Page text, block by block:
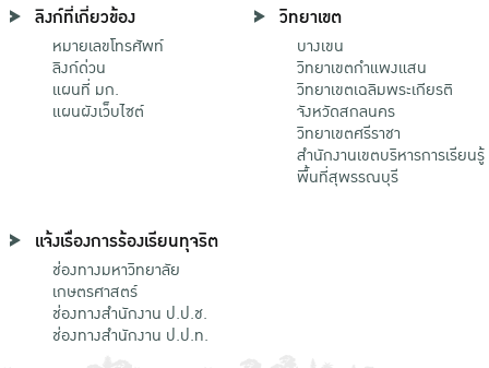
ลิงก์ที่เกี่ยวข้อง
หมายเลขโทรศัพท์
ลิงก์ด่วน
แผนที่ มก.
แผนผังเว็บไซต์
วิทยาเขต
บางเขน
วิทยาเขตกําแพงแสน
วิทยาเขตเฉลิมพระเกียรติ
จังหวัดสกลนคร
วิทยาเขตศรีราชา
สำนักงานเขตบริหารการเรียนรู้
พื้นที่สุพรรณบุรี
แจ้งเรื่องการร้องเรียนทุจริต
ช่องทางมหาวิทยาลัย
เกษตรศาสตร์
ช่องทางสำนักงาน ป.ป.ช.
ช่องทางสำนักงาน ป.ป.ท.